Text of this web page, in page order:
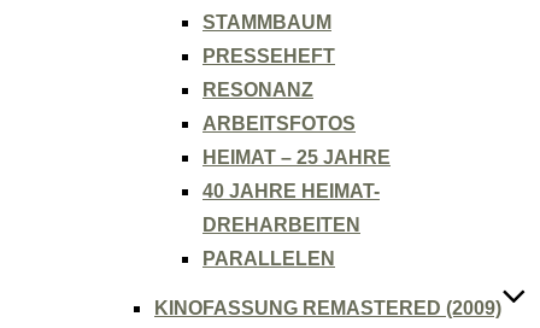
STAMMBAUM
PRESSEHEFT
RESONANZ
ARBEITSFOTOS
HEIMAT – 25 JAHRE
40 JAHRE HEIMAT-
DREHARBEITEN
PARALLELEN
KINOFASSUNG REMASTERED (2009)